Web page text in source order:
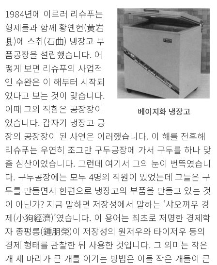
베이지화 냉장고
1984년에 이르러 리슈푸는
형제들과 함께 황옌현(黄岩
县)에 스취(石曲) 냉장고 부
품공장을 설립했습니다. 어
떻게 보면 리슈푸의 사업적
인 수완은 이 해부터 시작되
었다고 보는 것이 맞습니다.
이때 그의 직함은 공장장이
었습니다. 갑자기 냉장고 공
장의 공장장이 된 사연은 이러했습니다. 이 해를 전후해
리슈푸는 우연히 조그만 구두공장에 가서 구두를 하나 맞
출 심산이었습니다. 그런데 여기서 그의 눈이 번뜩였습니
다. 구두공장에는 모두 4명의 직원이 있었는데 그들은 구
두를 만들면서 한편으로 냉장고의 부품을 만들고 있는 것
이 아닌가? 지금 말하면 저장성에서 말하는 ‘샤오꺼우 경
제(小狗經濟)’였습니다. 이 용어는 최초로 저명한 경제학
자 종펑롱(鍾朋榮)이 저장성의 원저우와 타이저우 등의
경제 형태를 관찰한 뒤 사용한 것입니다. 그 의미는 작은
개 세 마리가 큰 개를 이기는 방법은 이들 작은 개들이 큰